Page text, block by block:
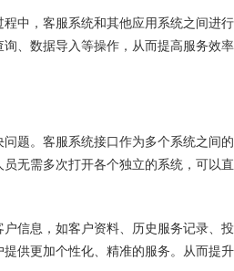
，客服系统和其他应用系统之间进
、数据导入等操作，从而提高服务效率
。客服系统接口作为多个系统之间的
无需多次打开各个独立的系统，可以
息，如客户资料、历史服务记录、
供更加个性化、精准的服务。从而提